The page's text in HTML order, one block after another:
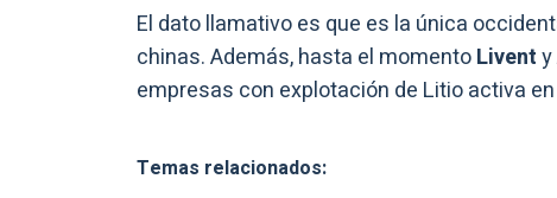
El dato llamativo es que es la única
chinas. Además, hasta el momentoLiventy
empresas con explotación de Litio activa
Temas relacionados: